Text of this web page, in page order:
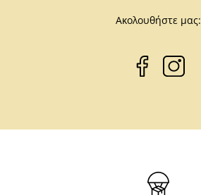
Ακολουθήστε μας: